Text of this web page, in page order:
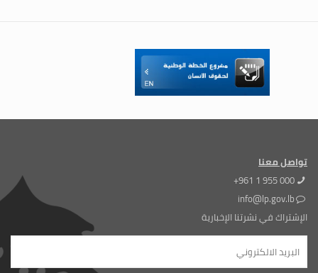
تواصل معنا
+961 1 955 000
info@lp.gov.lb
الإشتراك في نشرتنا الإخبارية